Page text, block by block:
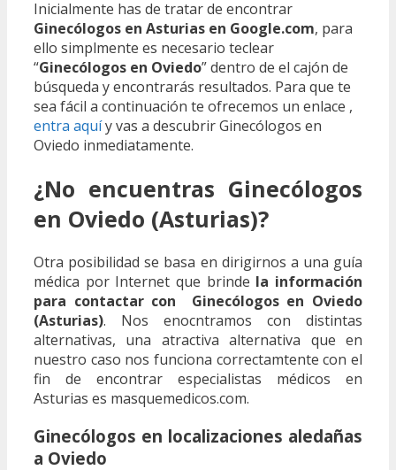
Inicialmente has de tratar de encontrar
Ginecólogos en Asturias en Google.com, para
ello simplmente es necesario teclear
“Ginecólogos en Oviedo” dentro de el cajón de
búsqueda y encontrarás resultados. Para que te
sea fácil a continuación te ofrecemos un enlace ,
entra aquíy vas a descubrir Ginecólogos en
Oviedo inmediatamente.
¿No encuentras Ginecólogos
en Oviedo (Asturias)?
Otra posibilidad se basa en dirigirnos a una guía
médica por Internet que brinde la información
para contactar con Ginecólogos en Oviedo
(Asturias). Nos enocntramos con distintas
alternativas, una atractiva alternativa que en
nuestro caso nos funciona correctamtente con el
fin de encontrar especialistas médicos en
Asturias es masquemedicos.com.
Ginecólogos en localizaciones aledañas
a Oviedo